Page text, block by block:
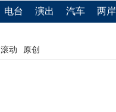
电台 演出 汽车 两岸
滚动 原创